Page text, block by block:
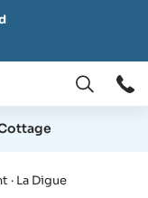
Öffnen
· La Digue